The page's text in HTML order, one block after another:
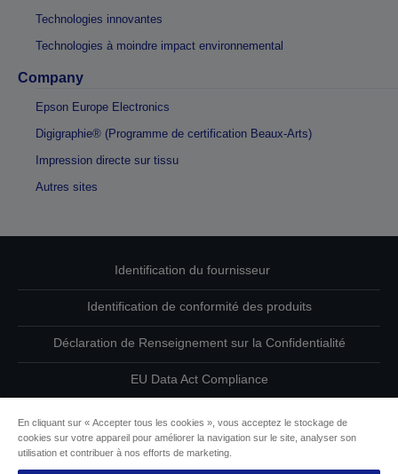
Technologies innovantes
Technologies à moindre impact environnemental
Company
Epson Europe Electronics
Digigraphie® (Programme de certification Beaux-Arts)
Impression directe sur tissu
Autres sites
Identification du fournisseur
Identification de conformité des produits
Déclaration de Renseignement sur la Confidentialité
EU Data Act Compliance
Informations sur les cookies
En cliquant sur « Accepter tous les cookies », vous acceptez le stockage de
cookies sur votre appareil pour améliorer la navigation sur le site, analyser son
utilisation et contribuer à nos efforts de marketing.